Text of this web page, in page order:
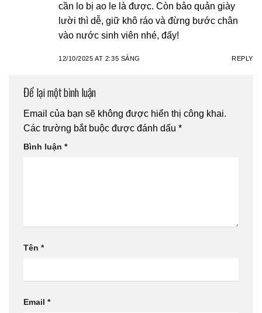
cần lo bị ao le là được. Còn bảo quản giày
lười thì dễ, giữ khô ráo và đừng bước chân
vào nước sinh viên nhé, đấy!
12/10/2025 AT 2:35 SÁNG REPLY
Để lại một bình luận
Email của bạn sẽ không được hiển thị công khai.
Các trường bắt buộc được đánh dấu *
Bình luận *
Tên *
Email *